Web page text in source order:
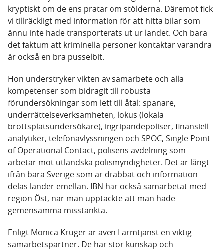
kryptiskt om de ens pratar om stölderna. Däremot fick
vi tillräckligt med information för att hitta bilar som
ännu inte hade transporterats ut ur landet. Och bara
det faktum att kriminella personer kontaktar varandra
är också en bra pusselbit.
Hon understryker vikten av samarbete och alla
kompetenser som bidragit till robusta
förundersökningar som lett till åtal: spanare,
underrättelseverksamheten, lokus (lokala
brottsplatsundersökare), ingripandepoliser, finansiell
analytiker, telefonavlyssningen och SPOC, Single Point
of Operational Contact, polisens avdelning som
arbetar mot utländska polismyndigheter. Det är långt
ifrån bara Sverige som är drabbat och information
delas länder emellan. IBN har också samarbetat med
region Öst, när man upptäckte att man hade
gemensamma misstänkta.
Enligt Monica Krüger är även Larmtjänst en viktig
samarbetspartner. De har stor kunskap och